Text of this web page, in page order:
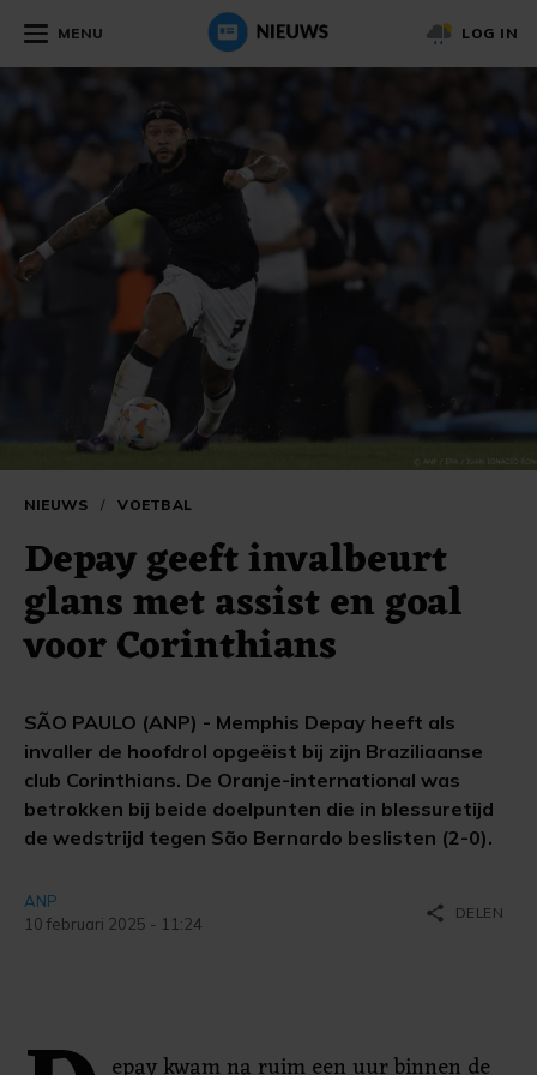
MENU LOG IN
NIEUWS / VOETBAL
Depay geeft invalbeurt
glans met assist en goal
voor Corinthians
SÃO PAULO (ANP) - Memphis Depay heeft als
invaller de hoofdrol opgeëist bij zijn Braziliaanse
club Corinthians. De Oranje-international was
betrokken bij beide doelpunten die in blessuretijd
de wedstrijd tegen São Bernardo beslisten (2-0).
ANP
10 februari 2025 - 11:24
share DELEN